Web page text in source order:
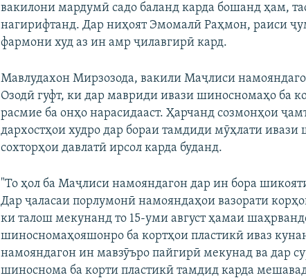
вакилони мардумӣ садо баланд карда бошанд ҳам,
нагирифтанд. Дар ниҳоят Эмомалӣ Раҳмон, раиси
фармони худ аз ин амр ҷилавгирӣ кард.
Мавлудахон Мирзозода, вакили Маҷлиси
Озодӣ гуфт, ки дар мавриди ивази шиносномаҳо ба
расмие ба онҳо нарасидааст. Ҳарчанд созмонҳои
дархостҳои худро дар бораи тамдиди мӯҳлати
сохторҳои давлатӣ ирсол карда буданд.
"То ҳол ба Маҷлиси намояндагон дар ин бора
Дар ҷаласаи порлумонӣ намояндаҳои вазорати
ки талош мекунанд то 15-уми август ҳамаи
шиносномаҳояшонро ба кортҳои пластикӣ иваз
намояндагон ин мавзӯъро пайгирӣ мекунад ва дар
шиноснома ба корти пластикӣ тамдид карда